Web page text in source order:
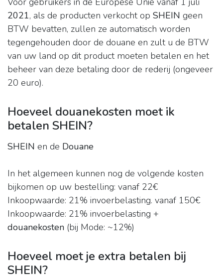
2021, als de producten verkocht op SHEIN geen
BTW bevatten, zullen ze automatisch worden
tegengehouden door de douane en zult u de BTW
van uw land op dit product moeten betalen en het
beheer van deze betaling door de rederij (ongeveer
20 euro).
Hoeveel douanekosten moet ik
betalen SHEIN?
SHEIN en de Douane
In het algemeen kunnen nog de volgende kosten
bijkomen op uw bestelling: vanaf 22€
Inkoopwaarde: 21% invoerbelasting. vanaf 150€
Inkoopwaarde: 21% invoerbelasting +
douanekosten (bij Mode: ~12%)
Hoeveel moet je extra betalen bij
SHEIN?